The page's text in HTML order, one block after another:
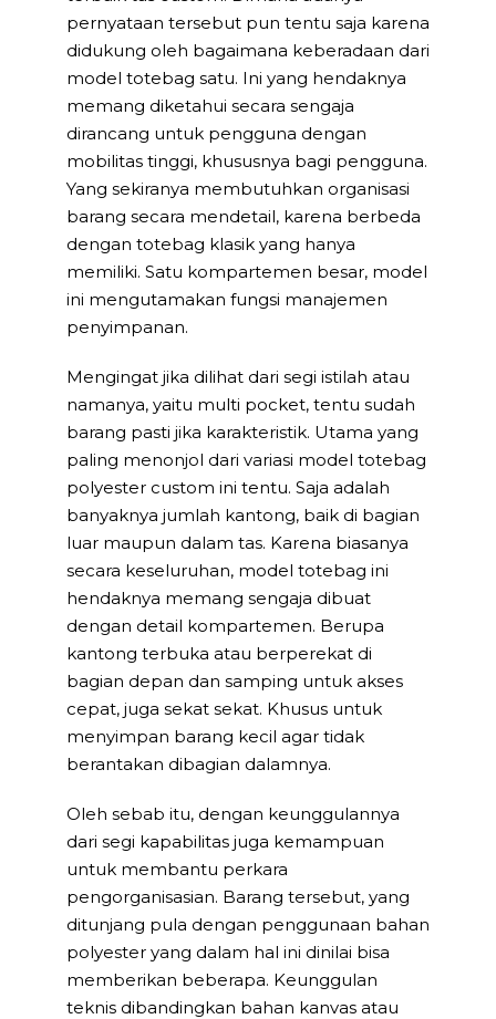
pernyataan tersebut pun tentu saja karena
didukung oleh bagaimana keberadaan dari
model totebag satu. Ini yang hendaknya
memang diketahui secara sengaja
dirancang untuk pengguna dengan
mobilitas tinggi, khususnya bagi pengguna.
Yang sekiranya membutuhkan organisasi
barang secara mendetail, karena berbeda
dengan totebag klasik yang hanya
memiliki. Satu kompartemen besar, model
ini mengutamakan fungsi manajemen
penyimpanan.
Mengingat jika dilihat dari segi istilah atau
namanya, yaitu multi pocket, tentu sudah
barang pasti jika karakteristik. Utama yang
paling menonjol dari variasi model totebag
polyester custom ini tentu. Saja adalah
banyaknya jumlah kantong, baik di bagian
luar maupun dalam tas. Karena biasanya
secara keseluruhan, model totebag ini
hendaknya memang sengaja dibuat
dengan detail kompartemen. Berupa
kantong terbuka atau berperekat di
bagian depan dan samping untuk akses
cepat, juga sekat sekat. Khusus untuk
menyimpan barang kecil agar tidak
berantakan dibagian dalamnya.
Oleh sebab itu, dengan keunggulannya
dari segi kapabilitas juga kemampuan
untuk membantu perkara
pengorganisasian. Barang tersebut, yang
ditunjang pula dengan penggunaan bahan
polyester yang dalam hal ini dinilai bisa
memberikan beberapa. Keunggulan
teknis dibandingkan bahan kanvas atau